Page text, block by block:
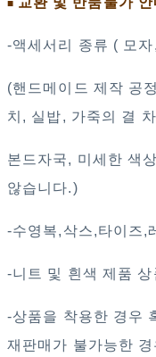
■
-액세서리 종류 ( 모
(핸드메이드 제작 공
치, 실밥, 가죽의 결
본드자국, 미세한 색
않습니다.)
-수영복,삭스,타이즈,
-니트 및 흰색 제품 상
-상품을 착용한 경우
재판매가 불가능한 경